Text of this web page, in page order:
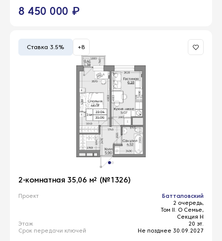
8 450 000 ₽
Ставка 3.5% +8
2-комнатная 35,06 м² (№1326)
Проект
Батталовский
2 очередь,
Том II. О Семье,
Секция Н
Этаж
20 эт.
Срок передачи ключей
Не позднее 30.09.2027